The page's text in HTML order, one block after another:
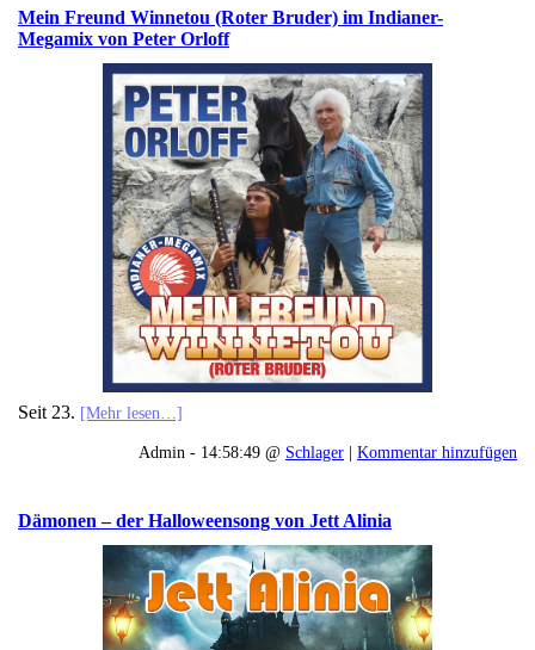
Mein Freund Winnetou (Roter Bruder) im Indianer-
Megamix von Peter Orloff
Seit 23. [Mehr lesen…]
Admin - 14:58:49 @ Schlager | Kommentar hinzufügen
Dämonen – der Halloweensong von Jett Alinia